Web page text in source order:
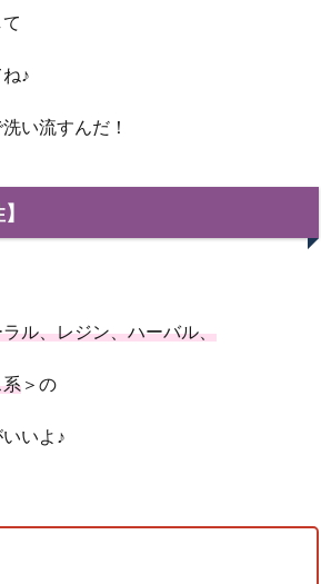
♪
い流すんだ！
ル、レジン、ハーバル、
系 ＞の
いよ♪